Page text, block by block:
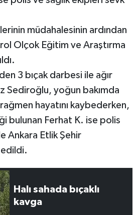
müdahalesinin ardından
Olçok Eğitim ve Araştırma
3 bıçak darbesi ile ağır
Sediroğlu, yoğun bakımda
hayatını kaybederken,
bulunan Ferhat K. ise polis
Ankara Etlik Şehir
edildi.
Halı sahada bıçaklı
kavga